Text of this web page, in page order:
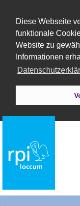
Diese Webseite
funktionale
Website zu
Informationen